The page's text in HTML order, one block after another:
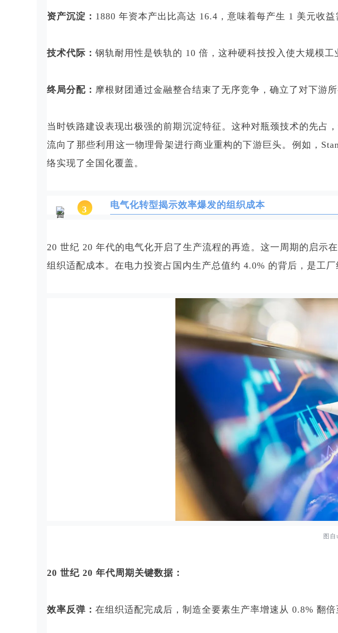
资产沉淀： 1880 年资本产出比高达 16.4，意味着每产生 1 美元收益
技术代际： 钢轨耐用性是铁轨的 10 倍，这种硬科技投入使大规模工
终局分配： 摩根财团通过金融整合结束了无序竞争，确立了对下游
当时铁路建设表现出极强的前期沉淀特征。这种对瓶颈技术的先占
流向了那些利用这一物理骨架进行商业重构的下游巨头。例如，
络实现了全国化覆盖。
3 电气化转型揭示效率爆发的组织成本
20 世纪 20 年代的电气化开启了生产流程的再造。这一周期的启示
组织适配成本。在电力投资占国内生产总值约 4.0% 的背后，是工厂
图自
20 世纪 20 年代周期关键数据：
效率反弹： 在组织适配完成后，制造全要素生产率增速从 0.8% 翻倍